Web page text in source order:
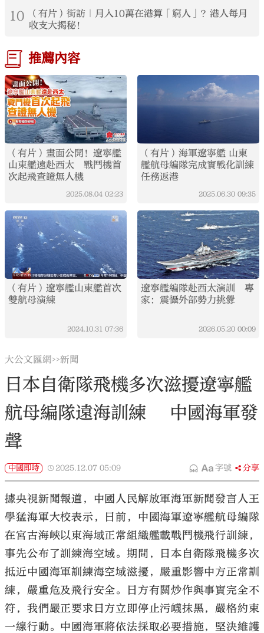
10
（有片）街訪｜月入10萬在港算「窮人」？港人每月
收支大揭秘！
推薦內容
（有片）畫面公開！遼寧艦
山東艦遠赴西太 戰鬥機首
次起飛查證無人機
2025.08.04 02:23
（有片）海軍遼寧艦 山東
艦航母編隊完成實戰化訓練
任務返港
2025.06.30 09:35
（有片）遼寧艦山東艦首次
雙航母演練
2024.10.31 07:36
遼寧艦編隊赴西太演訓 專
家：震懾外部勢力挑釁
2026.05.20 00:09
大公文匯網>>新聞
日本自衛隊飛機多次滋擾遼寧艦
航母編隊遠海訓練 中國海軍發
聲
中國即時 2025.12.07 05:09 字號 分享
據央視新聞報道，中國人民解放軍海軍新聞發言人王
學猛海軍大校表示，日前，中國海軍遼寧艦航母編隊
在宮古海峽以東海域正常組織艦載戰鬥機飛行訓練，
事先公布了訓練海空域。期間，日本自衛隊飛機多次
抵近中國海軍訓練海空域滋擾，嚴重影響中方正常訓
練，嚴重危及飛行安全。日方有關炒作與事實完全不
符，我們嚴正要求日方立即停止污衊抹黑，嚴格約束
一線行動。中國海軍將依法採取必要措施，堅決維護